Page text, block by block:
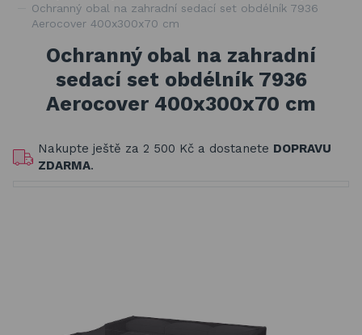
Registrovat
Zapomenuté heslo
Dřevěné hračky pro děti
Stavebnice Qman pro děti
Houpačky a závěsné systémy
Venkovní hry a hračky pro děti
Slackline
Ochranný obal na zahradní sedací set obdélník 7936
Aerocover 400x300x70 cm
Ochranný obal na zahradní
sedací set obdélník 7936
Aerocover 400x300x70 cm
Nakupte ještě za 2 500 Kč a dostanete DOPRAVU
ZDARMA.